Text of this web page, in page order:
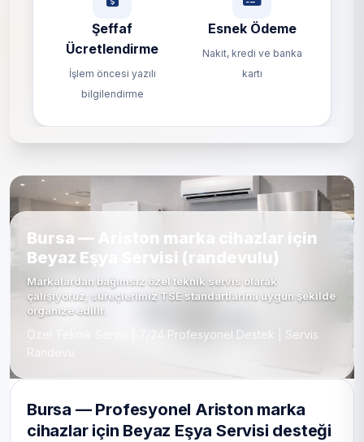
Şeffaf
Ücretlendirme
İşlem öncesi yazılı
bilgilendirme
Esnek Ödeme
Nakit, kredi ve banka
kartı
Bursa — Ariston marka cihazlar için
Beyaz Eşya Servisi (randevulu)
Markalardan bağımsız özel teknik servis olarak
çalışıyoruz; süreçlerimiz TSE standartlarına uygun şekilde
organize edilir.
Özel Teknik Servis | 7/24 Profesyonel Destek | Servis
Bursa — Profesyonel Ariston marka
cihazlar için Beyaz Eşya Servisi desteği